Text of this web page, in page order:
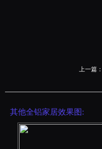
上一篇：
其他全铝家居效果图: